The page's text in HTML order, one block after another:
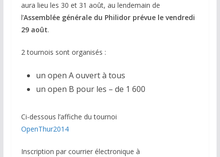
aura lieu les 30 et 31 août, au lendemain de
l’Assemblée générale du Philidor prévue le vendredi
29 août.
2 tournois sont organisés :
un open A ouvert à tous
un open B pour les – de 1 600
Ci-dessous l’affiche du tournoi
OpenThur2014
Inscription par courrier électronique à